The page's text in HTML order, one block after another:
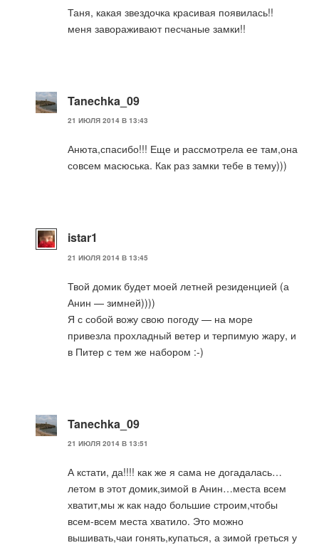
Таня, какая звездочка красивая появилась!!
меня завораживают песчаные замки!!
Tanechka_09
21 ИЮЛЯ 2014 В 13:43
Анюта,спасибо!!! Еще и рассмотрела ее там,она
совсем масюська. Как раз замки тебе в тему)))
istar1
21 ИЮЛЯ 2014 В 13:45
Твой домик будет моей летней резиденцией (а
Анин — зимней))))
Я с собой вожу свою погоду — на море
привезла прохладный ветер и терпимую жару, и
в Питер с тем же набором :-)
Tanechka_09
21 ИЮЛЯ 2014 В 13:51
А кстати, да!!!! как же я сама не догадалась…
летом в этот домик,зимой в Анин…места всем
хватит,мы ж как надо большие строим,чтобы
всем-всем места хватило. Это можно
вышивать,чаи гонять,купаться, а зимой греться у